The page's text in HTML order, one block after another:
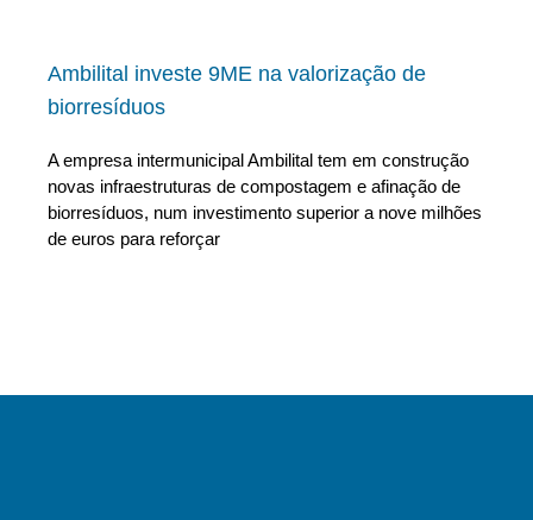
Ambilital investe 9ME na valorização de
biorresíduos
A empresa intermunicipal Ambilital tem em construção
novas infraestruturas de compostagem e afinação de
biorresíduos, num investimento superior a nove milhões
de euros para reforçar